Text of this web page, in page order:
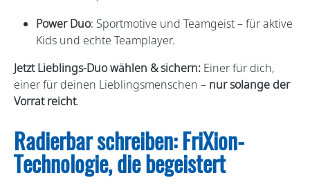
Power Duo: Sportmotive und Teamgeist – für aktive
Kids und echte Teamplayer.
Jetzt Lieblings-Duo wählen & sichern: Einer für dich,
einer für deinen Lieblingsmenschen – nur solange der
Vorrat reicht.
Radierbar schreiben: FriXion-
Technologie, die begeistert